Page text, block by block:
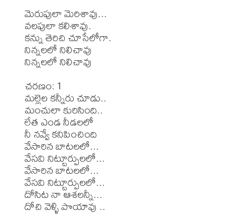
మెరుపులా మెరిశావు...
వలపులా కలిశావు.
కన్ను తెరిచి చూసేలోగా.
నిన్నలలో నిలిచావు
నిన్నలలో నిలిచావు
చరణం: 1
మల్లెల కన్నీరు చూడు..
మంచులా కురిసింది..
లేత ఎండ నీడలలో
నీ నవ్వే కనిపించింది
వేసారిన బాటలలో...
వేసవి నిట్టూర్పులలో...
వేసారిన బాటలలో...
వేసవి నిట్టూర్పులలో...
దోసిట నా ఆశలన్నీ...
దోచి వెళ్ళి పొయావు ..